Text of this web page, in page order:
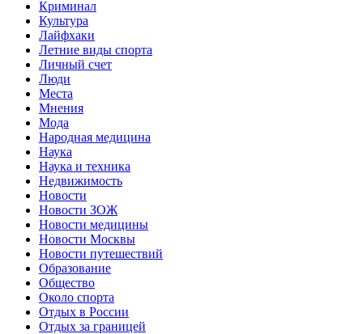
Криминал
Культура
Лайфхаки
Летние виды спорта
Личный счет
Люди
Места
Мнения
Мода
Народная медицина
Наука
Наука и техника
Недвижимость
Новости
Новости ЗОЖ
Новости медицины
Новости Москвы
Новости путешествий
Образование
Общество
Около спорта
Отдых в России
Отдых за границей